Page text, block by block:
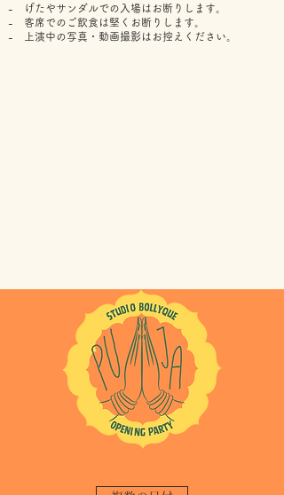
- げたやサンダルでの入場はお断りします。
- 客席でのご飲食は堅くお断りします。
- 上演中の写真・動画撮影はお控えください。